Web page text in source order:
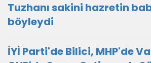
Tuzhanı sakini hazretin
böyleydi
İYİ Parti'de Bilici, MHP'de